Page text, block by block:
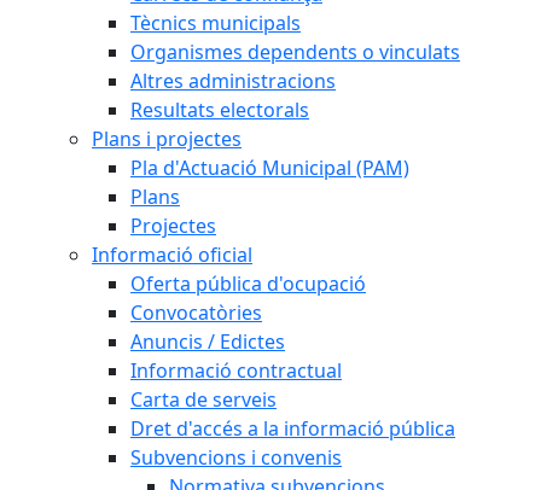
Tècnics municipals
Organismes dependents o vinculats
Altres administracions
Resultats electorals
Plans i projectes
Pla d'Actuació Municipal (PAM)
Plans
Projectes
Informació oficial
Oferta pública d'ocupació
Convocatòries
Anuncis / Edictes
Informació contractual
Carta de serveis
Dret d'accés a la informació pública
Subvencions i convenis